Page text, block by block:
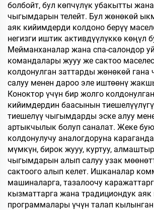
болбойт, бул көпчүлүк убакытты
чыгымдарын телейт. Бул жөнөкөй
аяк кийимдерди колдоно берүү
негизги иштик активдүүлүккө көңүл
Мейманханалар жана спа-салондор
командалары жууу же сактоо
колдонулган заттарды жөнөкөй гана
салуу менен дароо эле иштөөнү
Коноктор үчүн бир жолго
кийимдердин баасынын
тиешелүү чыгымдарды эске алуу
артыкчылык болуп саналат. Жеке
колдонулучу аналогдоруна
мүмкүн, бирок жууу, куртуу,
чыгымдарын алып салуу узак
сактоого алып келет. Ишканалар
машиналарга, тазалоочу
кызматтарга жана традициондук
программалары үчүн талап